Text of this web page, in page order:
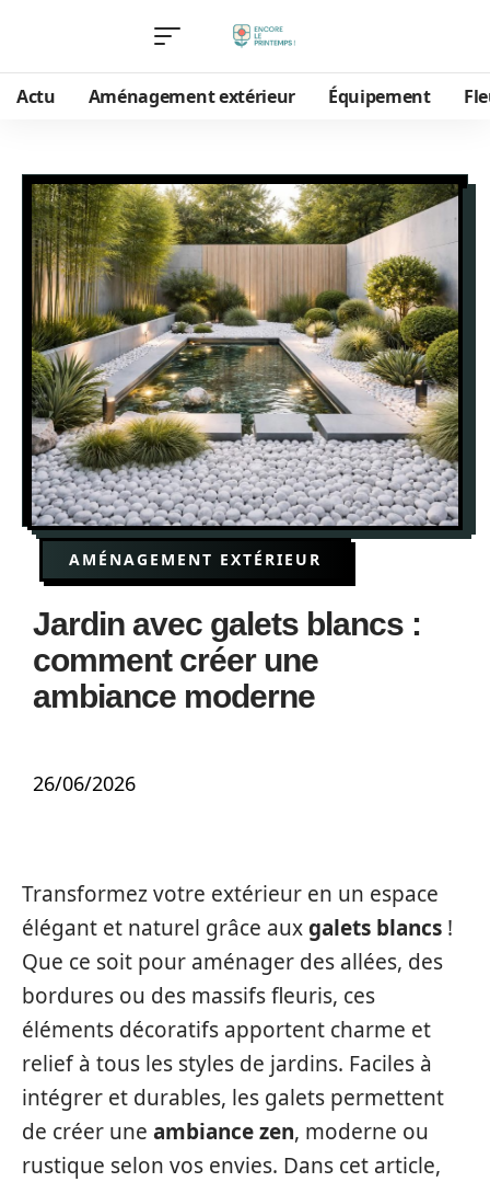
Actu Aménagement extérieur Équipement
AMÉNAGEMENT EXTÉRIEUR
Jardin avec galets blancs :
comment créer une
ambiance moderne
26/06/2026
Transformez votre extérieur en un espace
élégant et naturel grâce auxgalets blancs !
Que ce soit pour aménager des allées, des
bordures ou des massifs fleuris, ces
éléments décoratifs apportent charme et
relief à tous les styles de jardins. Faciles à
intégrer et durables, les galets permettent
de créer une ambiance zen, moderne ou
rustique selon vos envies. Dans cet article,